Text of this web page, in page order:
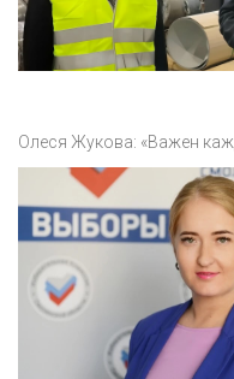
Олеся Жукова: «Важен